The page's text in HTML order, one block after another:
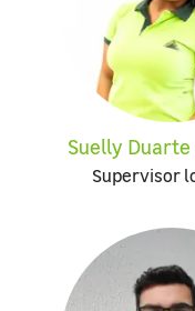
Suelly Duarte
Supervisor